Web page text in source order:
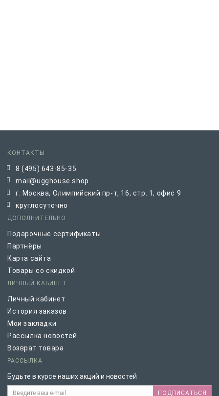
КОНТАКТЫ
8 (495) 643-85-35
mail@ugghouse.shop
г. Москва, Олимпийский пр-т, 16, стр. 1, офис 9
круглосуточно
ДОПОЛНИТЕЛЬНО
Подарочные сертификаты
Партнёры
Карта сайта
Товары со скидкой
ЛИЧНЫЙ КАБИНЕТ
Личный кабинет
История заказов
Мои закладки
Рассылка новостей
Возврат товара
РАССЫЛКА
Будьте в курсе наших акций и новостей
ПОДПИСАТЬСЯ